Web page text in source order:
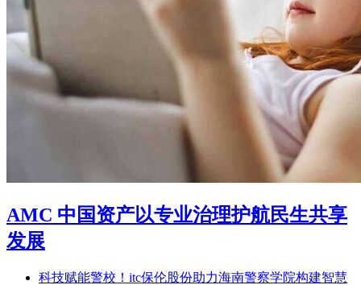
AMC 中国资产以专业治理护航民生共享
发展
科技赋能警校！itc保伦股份助力海南警察学院构建智慧